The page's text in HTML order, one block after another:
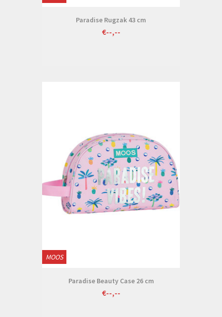
Paradise Rugzak 43 cm
€--,--
MOOS
Paradise Beauty Case 26 cm
€--,--